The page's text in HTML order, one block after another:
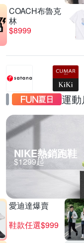
COACH布魯克
林
$8999
運
NIKE熱銷跑鞋
$1299起
愛迪達爆賣
鞋款任選$999